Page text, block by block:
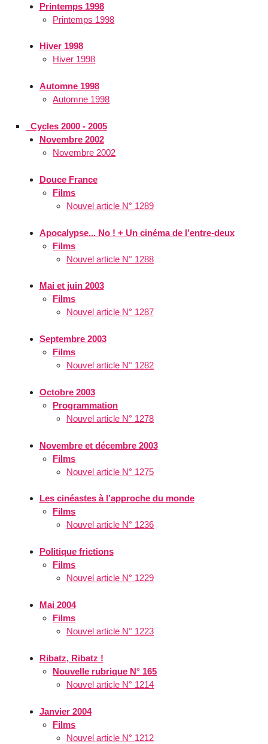
Printemps 1998
Printemps 1998
Hiver 1998
Hiver 1998
Automne 1998
Automne 1998
_Cycles 2000 - 2005
Novembre 2002
Novembre 2002
Douce France
Films
Nouvel article N° 1289
Apocalypse... No ! + Un cinéma de l’entre-deux
Films
Nouvel article N° 1288
Mai et juin 2003
Films
Nouvel article N° 1287
Septembre 2003
Films
Nouvel article N° 1282
Octobre 2003
Programmation
Nouvel article N° 1278
Novembre et décembre 2003
Films
Nouvel article N° 1275
Les cinéastes à l’approche du monde
Films
Nouvel article N° 1236
Politique frictions
Films
Nouvel article N° 1229
Mai 2004
Films
Nouvel article N° 1223
Ribatz, Ribatz !
Nouvelle rubrique N° 165
Nouvel article N° 1214
Janvier 2004
Films
Nouvel article N° 1212